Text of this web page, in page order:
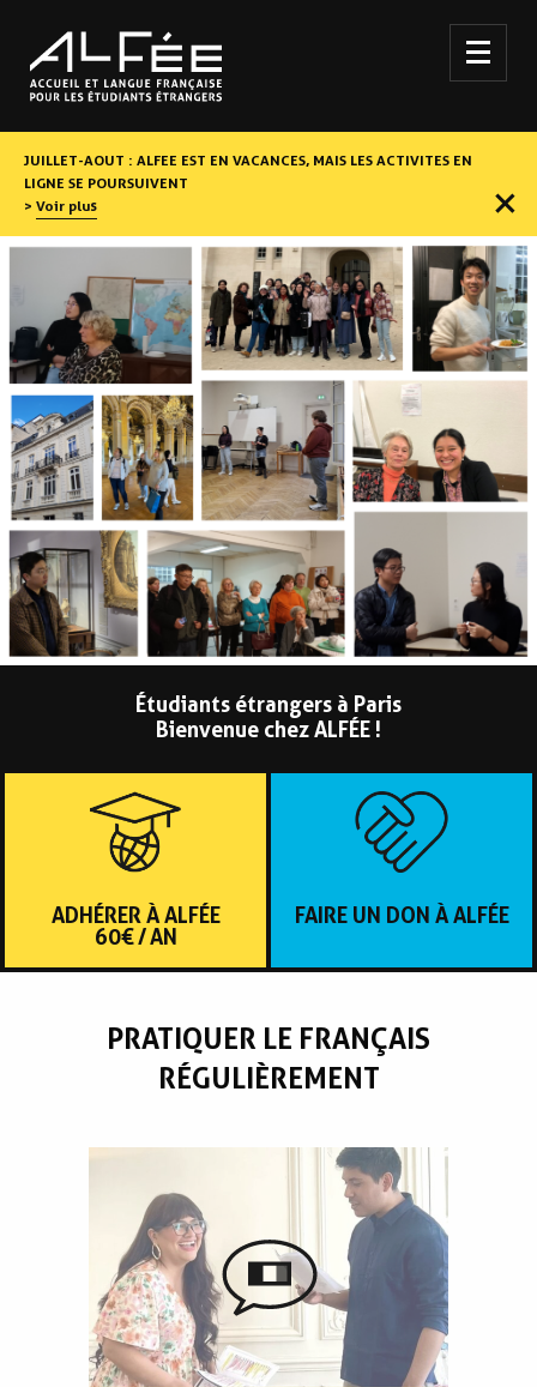
JUILLET-AOUT : ALFEE EST EN VACANCES, MAIS LES ACTIVITES EN
LIGNE SE POURSUIVENT
Voir plus
Étudiants étrangers à Paris
Bienvenue chez ALFÉE !
ADHÉRER À ALFÉE
60€/AN
FAIRE UN DON À ALFÉE
PRATIQUER LE FRANÇAIS
RÉGULIÈREMENT